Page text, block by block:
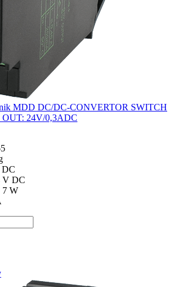
MDD DC/DC-CONVERTOR SWITCH
24V/0,3ADC
V DC
7 W